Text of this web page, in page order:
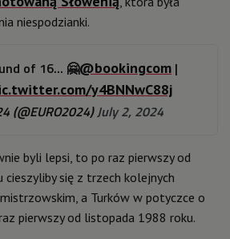
niespodzianki.
of 16... 🤗@bookingcom |
y4BNNwC88j
(@EURO2024)July 2, 2024
byli lepsi, to po raz pierwszy od
się z trzech kolejnych
a Turków w potyczce o
pierwszy od listopada 1988 roku.